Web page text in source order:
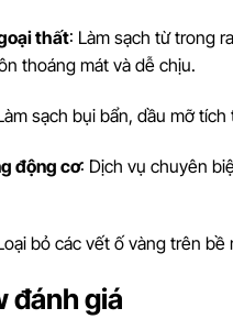
thất: Làm sạch từ trong
thoáng mát và dễ chịu.
sạch bụi bẩn, dầu mỡ
động cơ: Dịch vụ chuyên
bỏ các vết ố vàng trên
đánh giá